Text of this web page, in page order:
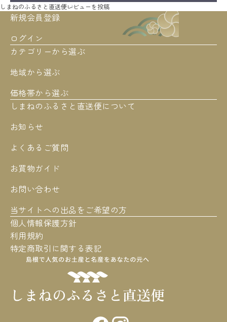
しまねのふるさと直送便レビューを投稿
カテゴリーから選ぶ
地域から選ぶ
価格帯から選ぶ
新規会員登録
ログイン
しまねのふるさと直送便について
お知らせ
よくあるご質問
お買物ガイド
お問い合わせ
当サイトへの出品をご希望の方
個人情報保護方針
利用規約
特定商取引に関する表記